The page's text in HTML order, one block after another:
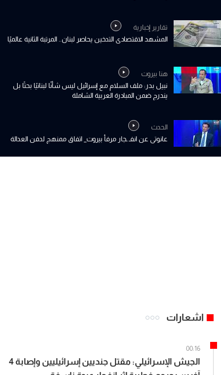
تقارير إخبارية
المشهد الاقتصادي التدخين يحاصر لبنان.. المرتبة الثانية عالميًا
هنا بيروت
نبيل بدر: ملف السلام مع إسرائيل ليس شأنًا لبنانيًا بحتًا بل
يندرج ضمن المبادرة العربية الشاملة
الحدث
عانوتي عن انفـ ـجار مرفأ بيروت_ اتفاق ممنهج لدفن العدالة
اشعارات
00:16
الجيش الإسرائيلي: مقتل جنديين إسرائيليين وإصابة 4